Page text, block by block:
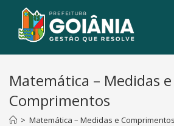
Matemática – Medidas e
Comprimentos
> Matemática – Medidas e Comprimentos